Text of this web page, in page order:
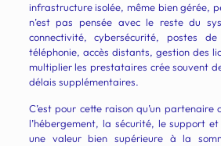
infrastructure isolée, même bien gérée,
n’est pas pensée avec le reste du
connectivité, cybersécurité, postes
téléphonie, accès distants, gestion des
multiplier les prestataires crée souvent
délais supplémentaires.
C’est pour cette raison qu’un
l’hébergement, la sécurité, le support
une valeur bien supérieure à la